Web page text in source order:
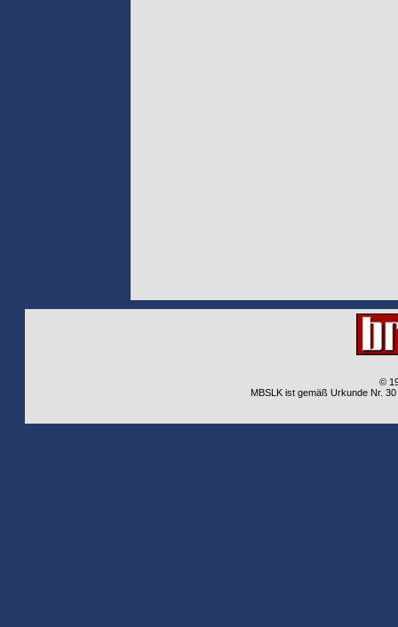
©
MBSLK ist gemäß Urkunde Nr.